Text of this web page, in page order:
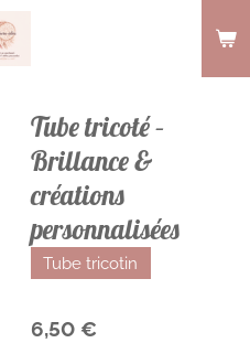
Tube tricoté –
Brillance &
créations
personnalisées
Tube tricotin
6,50 €